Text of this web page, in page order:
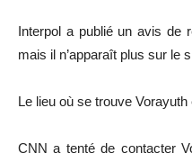
Interpol a publié un avis de
mais il n’apparaît plus sur le
Le lieu où se trouve
CNN a tenté de contacter